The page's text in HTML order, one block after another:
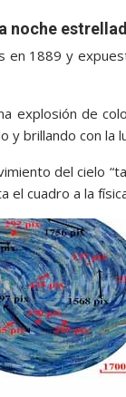
en 1889 y
explosión de
y brillando con la
del cielo
cuadro a la